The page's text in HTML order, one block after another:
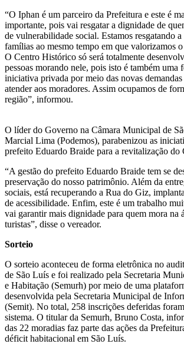
“O Iphan é um parceiro da Prefeitura e este é
importante, pois vai resgatar a dignidade de
de vulnerabilidade social. Estamos resgatando a
famílias ao mesmo tempo em que valorizamos
O Centro Histórico só será totalmente
pessoas morando nele, pois isto é também uma
iniciativa privada por meio das novas demandas
atender aos moradores. Assim ocupamos de
região”, informou.
O líder do Governo na Câmara Municipal de
Marcial Lima (Podemos), parabenizou as
prefeito Eduardo Braide para a revitalização do
“A gestão do prefeito Eduardo Braide tem se
preservação do nosso patrimônio. Além da
sociais, está recuperando a Rua do Giz,
de acessibilidade. Enfim, este é um trabalho
vai garantir mais dignidade para quem mora na
turistas”, disse o vereador.
Sorteio
O sorteio aconteceu de forma eletrônica no
de São Luís e foi realizado pela Secretaria
e Habitação (Semurh) por meio de uma
desenvolvida pela Secretaria Municipal de
(Semit). No total, 258 inscrições deferidas
sistema. O titular da Semurh, Bruno Costa,
das 22 moradias faz parte das ações da
déficit habitacional em São Luís.